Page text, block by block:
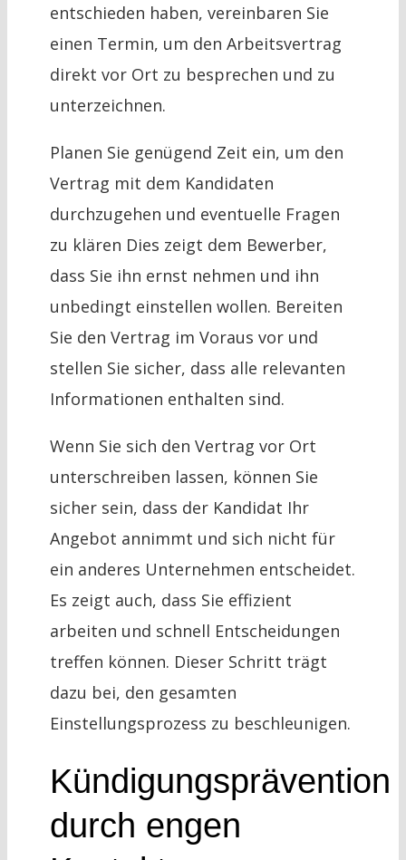
entschieden haben, vereinbaren Sie
einen Termin, um den Arbeitsvertrag
direkt vor Ort zu besprechen und zu
unterzeichnen.
Planen Sie genügend Zeit ein, um den
Vertrag mit dem Kandidaten
durchzugehen und eventuelle Fragen
zu klären Dies zeigt dem Bewerber,
dass Sie ihn ernst nehmen und ihn
unbedingt einstellen wollen. Bereiten
Sie den Vertrag im Voraus vor und
stellen Sie sicher, dass alle relevanten
Informationen enthalten sind.
Wenn Sie sich den Vertrag vor Ort
unterschreiben lassen, können Sie
sicher sein, dass der Kandidat Ihr
Angebot annimmt und sich nicht für
ein anderes Unternehmen entscheidet.
Es zeigt auch, dass Sie effizient
arbeiten und schnell Entscheidungen
treffen können. Dieser Schritt trägt
dazu bei, den gesamten
Einstellungsprozess zu beschleunigen.
Kündigungsprävention
durch engen